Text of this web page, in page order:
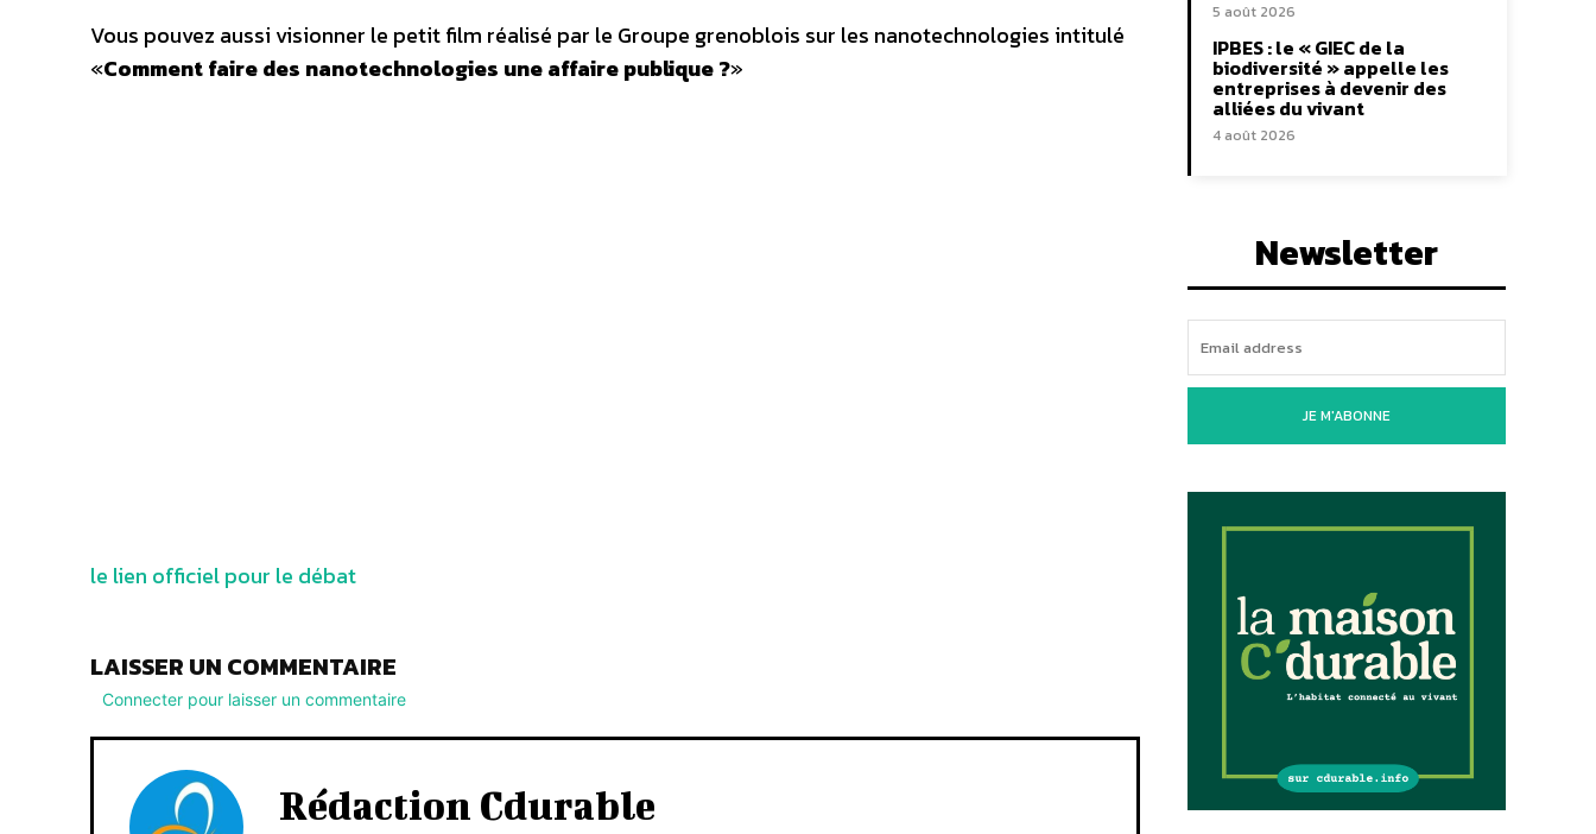
Vous pouvez aussi visionner le petit film réalisé par le Groupe grenoblois sur les nanotechnologies intitulé
«Comment faire des nanotechnologies une affaire publique ?»
le lien officiel pour le débat
LAISSER UN COMMENTAIRE
Connecter pour laisser un commentaire
Rédaction Cdurable
5 août 2026
IPBES : le « GIEC de la
biodiversité » appelle les
entreprises à devenir des
alliées du vivant
4 août 2026
Newsletter
JE M'ABONNE